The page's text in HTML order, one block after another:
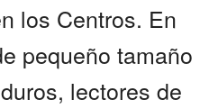
los Centros. En
pequeño tamaño
lectores de